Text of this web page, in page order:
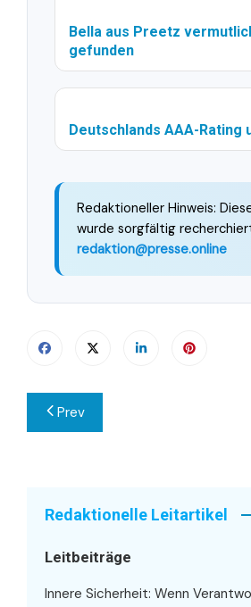
Bella aus Preetz
gefunden
Deutschlands AAA-Rating
Redaktioneller Hinweis:
wurde sorgfältig
redaktion@presse.online
Beitragsnavigation
Prev
Redaktionelle Leitartikel
Leitbeiträge
Innere Sicherheit: Wenn